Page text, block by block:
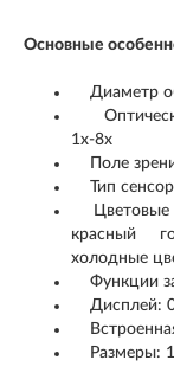
Основные
Диаметр
1х-8х
Поле
Тип
Цветовые
красный
холодные
Функции
Дисплей:
Размеры: